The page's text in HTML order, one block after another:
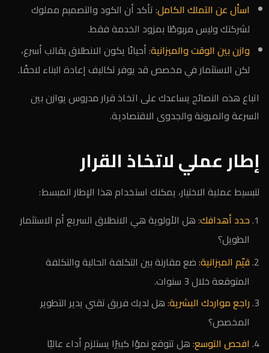
اسأل عن التملك الكامل: تأكد أن الكود والتصميم مملوك
لشركتك وليس مربوطًا بمزود الخدمة فقط.
وازن بين الوقت والميزانية: أحيانًا يكون الانطلاق بقالب أسرع،
لكن الاستثمار في مخصص قد يوفر تكاليف إعادة البناء لاحقًا.
اتباع هذه النصائح يساعدك على اتخاذ قرار مدروس يوازن بين
السرعة والمرونة والجدوى الاقتصادية.
إطار عملي لاتخاذ القرار
لتبسيط عملية الاختيار، يمكنك استخدام هذا الإطار المبسط:
حدد أهدافك: هل الأولوية هي الانطلاق السريع أم الاستثمار
الطويل؟
قيّم الميزانية: ضع مقارنة بين التكلفة الحالية والتكلفة
المتوقعة خلال 3 سنوات.
راجع مواردك البشرية: هل لديك فريق تقني يدير التطوير
المخصص؟
افحص التوسع: هل تتوقع نموًا كبيرًا يستلزم أداء عاليًا